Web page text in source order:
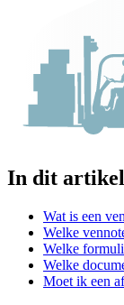
In dit
Wat is een
Welke
Welke
Welke
Moet ik een